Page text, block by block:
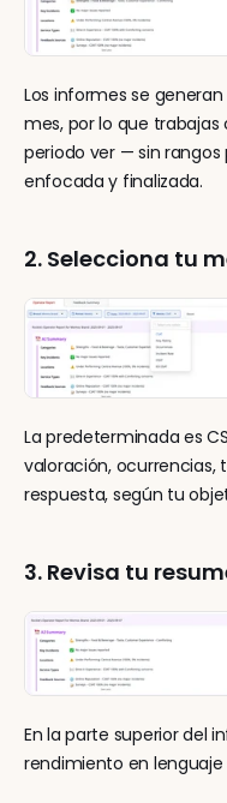
Los informes se
mes, por lo que
periodo ver — sin
enfocada y finalizada.
2. Selecciona tu
La predeterminada es
valoración, ocurrencias,
respuesta, según tu
3. Revisa tu
En la parte superior del
rendimiento en lenguaje